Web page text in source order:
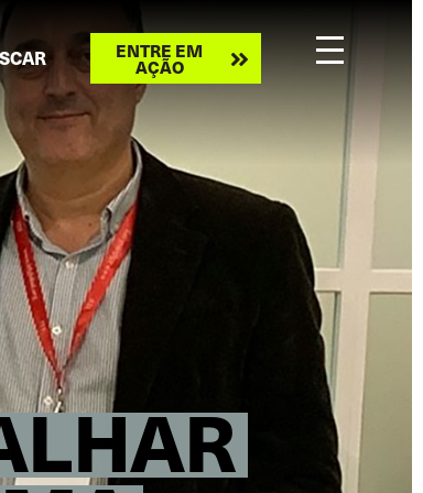
Take
action
ENTRE EM
AÇÃO